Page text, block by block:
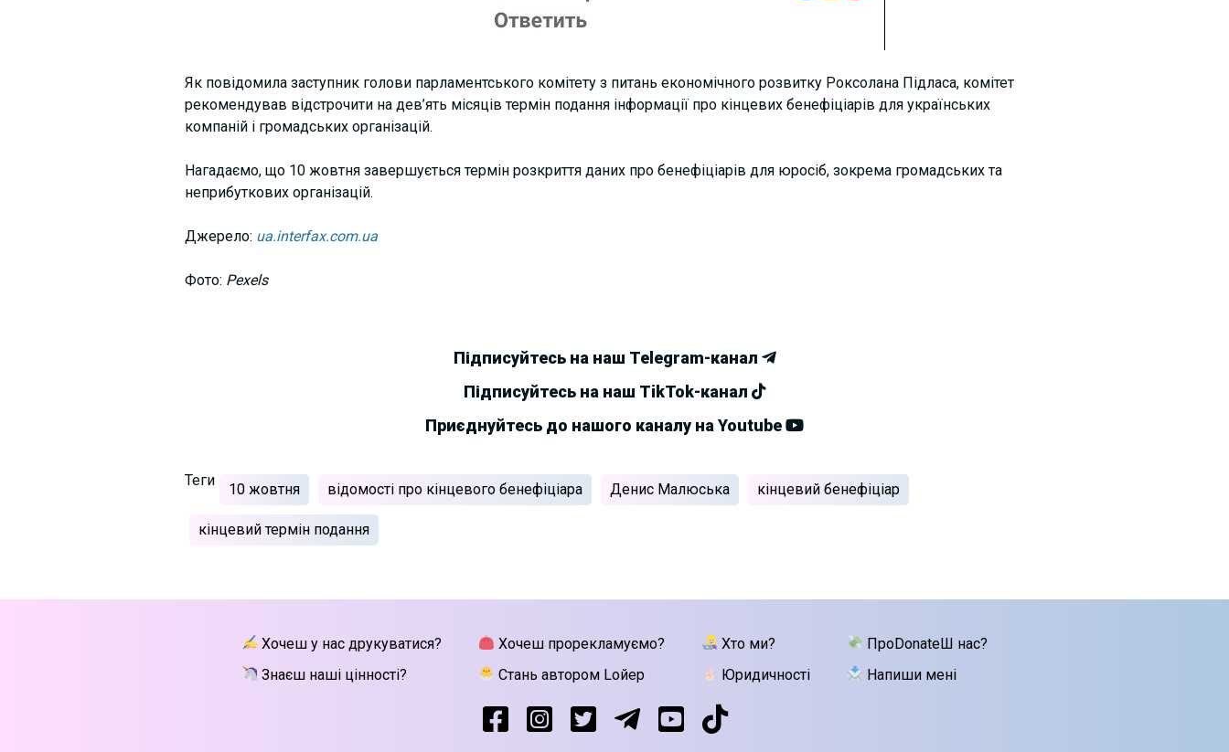
Як повідомила заступник голови парламентського комітету з питань економічного розвитку Роксолана Підласа, комітет
рекомендував відстрочити на дев’ять місяців термін подання інформації про кінцевих бенефіціарів для українських
компаній і громадських організацій.
Нагадаємо, що 10 жовтня завершується термін розкриття даних про бенефіціарів для юросіб, зокрема громадських та
неприбуткових організацій.
Джерело: ua.interfax.com.ua
Фото: Pexels
Підписуйтесь на наш Telegram-канал
Підписуйтесь на наш TikTok-канал
Приєднуйтесь до нашого каналу на Youtube
Теги
10 жовтня відомості про кінцевого бенефіціара Денис Малюська кінцевий бенефіціар
кінцевий термін подання
Хочеш у нас друкуватися?
Знаєш наші цінності?
Хочеш прорекламуємо?
Стань автором Lойер
Хто ми?
Юридичності
ПроDonateШ нас?
Напиши мені